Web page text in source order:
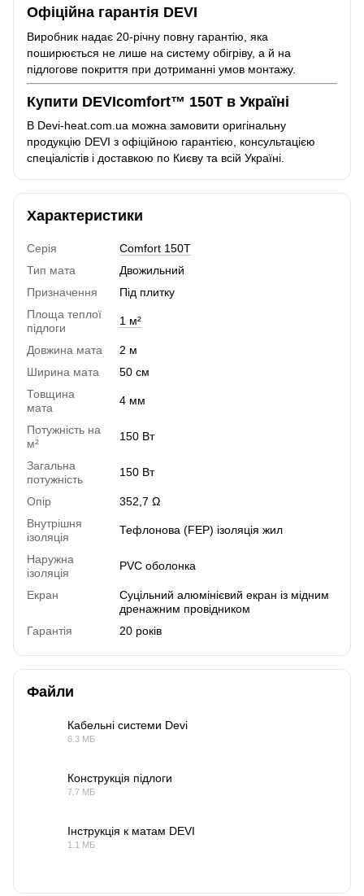
Офіційна гарантія DEVI
Виробник надає 20-річну повну гарантію, яка
поширюється не лише на систему обігріву, а й на
підлогове покриття при дотриманні умов монтажу.
Купити DEVIcomfort™ 150T в Україні
В Devi-heat.com.ua можна замовити оригінальну
продукцію DEVI з офіційною гарантією, консультацією
спеціалістів і доставкою по Києву та всій Україні.
Характеристики
Серія
Comfort 150T
Тип мата
Двожильний
Призначення
Під плитку
Площа теплої
підлоги
1 м²
Довжина мата
2 м
Ширина мата
50 см
Товщина
мата
4 мм
Потужність на
м²
150 Вт
Загальна
потужність
150 Вт
Опір
352,7 Ω
Внутрішня
ізоляція
Тефлонова (FEP) ізоляція жил
Наружна
ізоляція
PVC оболонка
Екран
Суцільний алюмінієвий екран із мідним
дренажним провідником
Гарантія
20 років
Файли
Кабельні системи Devi
6.3 МБ
Конструкція підлоги
7.7 МБ
Інструкція к матам DEVI
1.1 МБ